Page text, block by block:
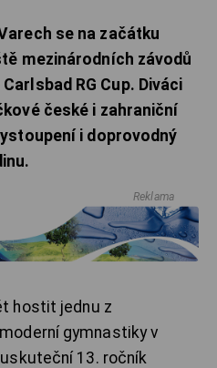
se na začátku
mezinárodních závodů
RG Cup. Diváci
české i zahraniční
i doprovodný
Reklama
hostit jednu z
gymnastiky v
13. ročník